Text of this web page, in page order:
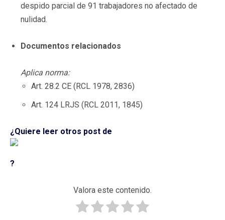
despido parcial de 91 trabajadores no afectado de
nulidad.
Documentos relacionados
Aplica norma:
Art. 28.2 CE (RCL 1978, 2836)
Art. 124 LRJS (RCL 2011, 1845)
¿Quiere leer otros post de
?
Valora este contenido.